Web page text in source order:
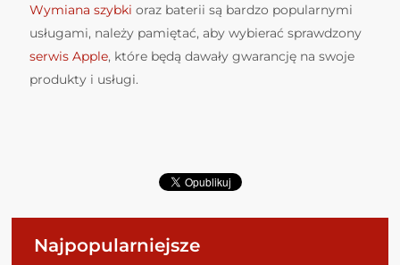
Wymiana szybki oraz baterii są bardzo popularnymi
usługami, należy pamiętać, aby wybierać sprawdzony
serwis Apple, które będą dawały gwarancję na swoje
produkty i usługi.
Najpopularniejsze